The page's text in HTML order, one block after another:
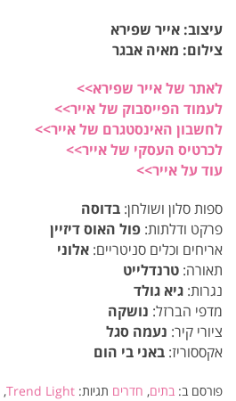
עיצוב: אייר שפירא
צילום: מאיה אבגר
לאתר של אייר שפירא>>
לעמוד הפייסבוק של אייר>>
לחשבון האינסטגרם של אייר>>
לכרטיס העסקי של אייר>>
עוד על אייר>>
ספות סלון ושולחן: בדוסה
פרקט ודלתות: פול האוס דיזיין
אריחים וכלים סניטריים: אלוני
תאורה: טרנדלייט
נגרות: גיא גולד
מדפי הברזל: נושקה
ציורי קיר: נעמה סגל
אקססוריז: באני בי הום
פורסם ב: בתים, חדרים תגיות: Trend Light
,